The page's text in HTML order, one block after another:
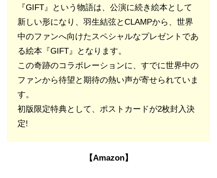
『GIFT』という物語は、公演に続き絵本として
新しい形になり、羽生結弦とCLAMPから、世界
中のファンへ向けたスペシャルなプレゼントであ
る絵本『GIFT』となります。
この奇跡のコラボレーションに、すでに世界中の
ファンから待望と期待の熱い声が寄せられていま
す。
初版限定特典として、ポストカードが2枚封入決
定!
【Amazon】